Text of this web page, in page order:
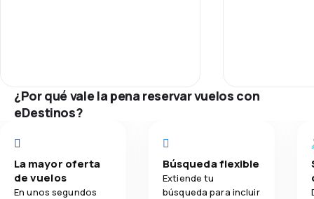
¿Por qué vale la pena reservar vuelos con
eDestinos?
La mayor oferta
de vuelos
En unos segundos
Búsqueda flexible
Extiende tu
búsqueda para incluir